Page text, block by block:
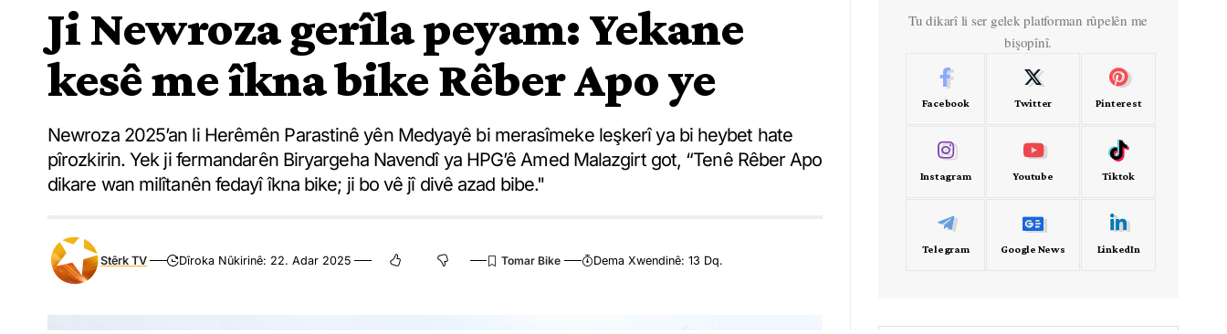
Ji Newroza gerîla peyam: Yekane
kesê me îkna bike Rêber Apo ye
Newroza 2025’an li Herêmên Parastinê yên Medyayê bi merasîmeke leşkerî ya bi heybet hate
pîrozkirin. Yek ji fermandarên Biryargeha Navendî ya HPG’ê Amed Malazgirt got, “Tenê Rêber Apo
dikare wan milîtanên fedayî îkna bike; ji bo vê jî divê azad bibe."
Stêrk TV Dîroka Nûkirinê: 22. Adar 2025 Dema Xwendinê: 13 Dq.
Tu dikarî li ser gelek platforman rûpelên me
bişopînî.
Facebook Twitter Pinterest
Instagram Youtube Tiktok
Telegram Google News LinkedIn